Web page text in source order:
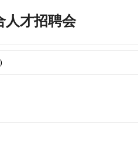
人才招聘会